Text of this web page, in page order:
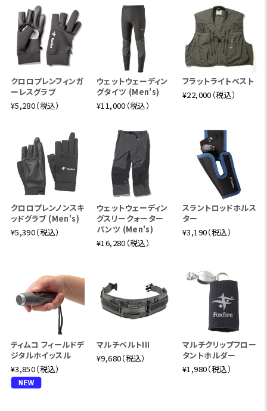
クロロプレンフィンガ
ーレスグラブ
¥5,280（税込）
ウェットウェーディン
グタイツ (Men's)
¥11,000（税込）
フラットライトベスト
¥22,000（税込）
クロロプレンノンスキ
ッドグラブ (Men's)
¥5,390（税込）
ウェットウェーディン
グスリークォーター
パンツ (Men's)
¥16,280（税込）
スラントロッドホルス
ター
¥3,190（税込）
ティムコ フィールドデ
ジタルホイッスル
¥3,850（税込）
マルチベルトIII
¥9,680（税込）
マルチクリップフロー
タントホルダー
¥1,980（税込）